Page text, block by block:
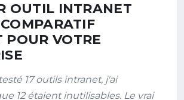
OUTIL INTRANET
POUR VOTRE
17 outils intranet, j'ai
12 étaient inutilisables. Le vrai